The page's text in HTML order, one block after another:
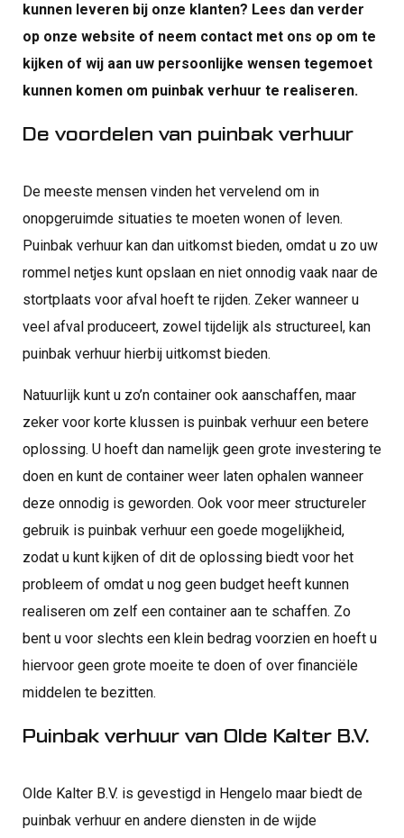
kunnen leveren bij onze klanten? Lees dan verder
op onze website of neem contact met ons op om te
kijken of wij aan uw persoonlijke wensen tegemoet
kunnen komen om puinbak verhuur te realiseren.
De voordelen van puinbak verhuur
De meeste mensen vinden het vervelend om in
onopgeruimde situaties te moeten wonen of leven.
Puinbak verhuur kan dan uitkomst bieden, omdat u zo uw
rommel netjes kunt opslaan en niet onnodig vaak naar de
stortplaats voor afval hoeft te rijden. Zeker wanneer u
veel afval produceert, zowel tijdelijk als structureel, kan
puinbak verhuur hierbij uitkomst bieden.
Natuurlijk kunt u zo’n container ook aanschaffen, maar
zeker voor korte klussen is puinbak verhuur een betere
oplossing. U hoeft dan namelijk geen grote investering te
doen en kunt de container weer laten ophalen wanneer
deze onnodig is geworden. Ook voor meer structureler
gebruik is puinbak verhuur een goede mogelijkheid,
zodat u kunt kijken of dit de oplossing biedt voor het
probleem of omdat u nog geen budget heeft kunnen
realiseren om zelf een container aan te schaffen. Zo
bent u voor slechts een klein bedrag voorzien en hoeft u
hiervoor geen grote moeite te doen of over financiële
middelen te bezitten.
Puinbak verhuur van Olde Kalter B.V.
Olde Kalter B.V. is gevestigd in Hengelo maar biedt de
puinbak verhuur en andere diensten in de wijde